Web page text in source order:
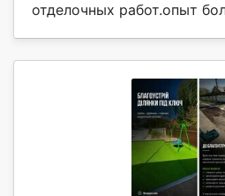
отделочных работ.опыт